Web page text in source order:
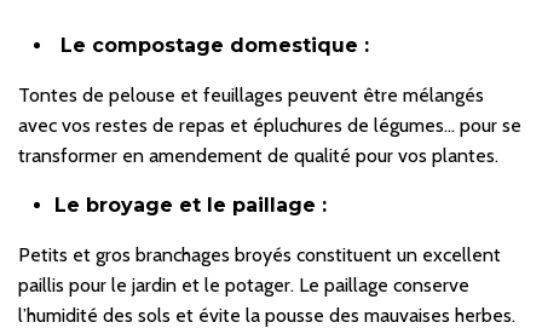
Le compostage domestique :
Tontes de pelouse et feuillages peuvent être mélangés
avec vos restes de repas et épluchures de légumes… pour se
transformer en amendement de qualité pour vos plantes.
Le broyage et le paillage :
Petits et gros branchages broyés constituent un excellent
paillis pour le jardin et le potager. Le paillage conserve
l’humidité des sols et évite la pousse des mauvaises herbes.